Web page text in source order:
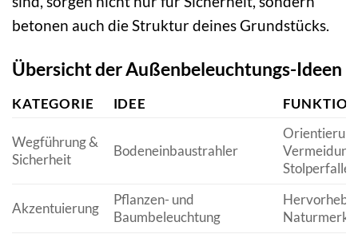
betonen auch die Struktur deines Grundstücks.
Übersicht der Außenbeleuchtungs-Ideen
KATEGORIE IDEE
Wegführung &
Sicherheit
Bodeneinbaustrahler
Vermeidung
Stolperfallen
Akzentuierung
Pflanzen- und
Baumbeleuchtung